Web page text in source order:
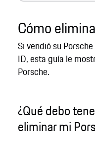
Cómo
Si vendió su
ID, esta guía le
Porsche.
¿Qué debo
eliminar mi